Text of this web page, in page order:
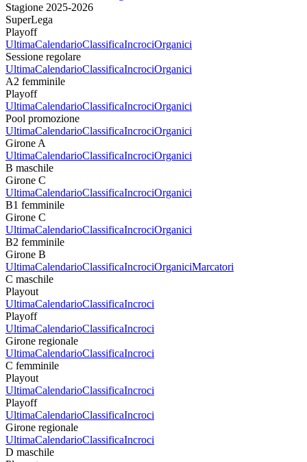
Stagione 2025-2026
SuperLega
Playoff
UltimaCalendarioClassificaIncrociOrganici
Sessione regolare
UltimaCalendarioClassificaIncrociOrganici
A2 femminile
Playoff
UltimaCalendarioClassificaIncrociOrganici
Pool promozione
UltimaCalendarioClassificaIncrociOrganici
Girone A
UltimaCalendarioClassificaIncrociOrganici
B maschile
Girone C
UltimaCalendarioClassificaIncrociOrganici
B1 femminile
Girone C
UltimaCalendarioClassificaIncrociOrganici
B2 femminile
Girone B
UltimaCalendarioClassificaIncrociOrganiciMarcatori
C maschile
Playout
UltimaCalendarioClassificaIncroci
Playoff
UltimaCalendarioClassificaIncroci
Girone regionale
UltimaCalendarioClassificaIncroci
C femminile
Playout
UltimaCalendarioClassificaIncroci
Playoff
UltimaCalendarioClassificaIncroci
Girone regionale
UltimaCalendarioClassificaIncroci
D maschile